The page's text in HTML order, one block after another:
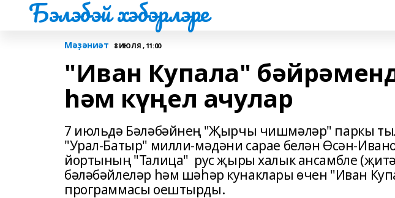
Бэлэбэй хэбэрлэре
Мәҙәниәт 8 ИЮЛЯ , 11:00
"Иван Купала"
һәм күңел ачулар
7 июльдә Бәләбәйнең "Җырчы чишмәләр" паркы
"Урал-Батыр" милли-мәдәни сарае белән Өсән-
йортының "Талица" рус җыры халык ансамбле
бәләбәйлеләр һәм шәһәр кунаклары өчен "Иван
программасы оештырды.